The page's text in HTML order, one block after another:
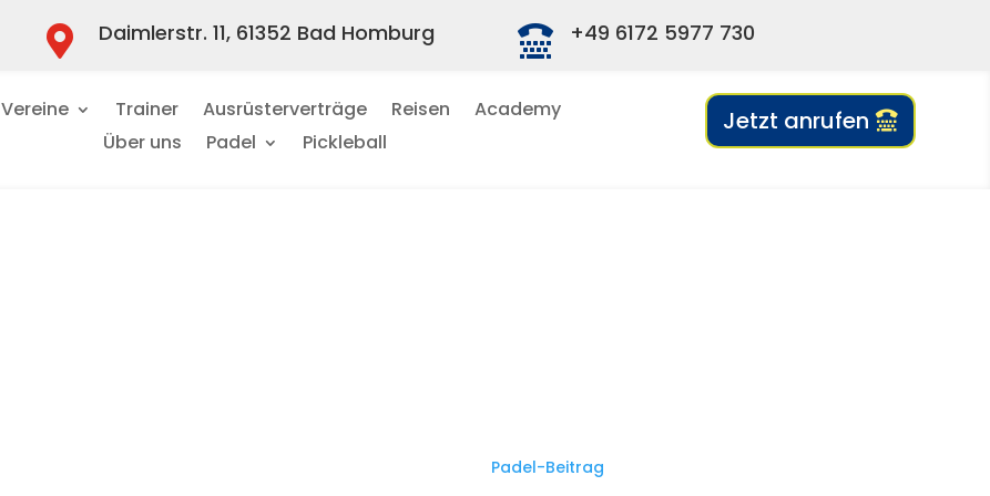
 Daimlerstr. 11, 61352 Bad Homburg  +49 6172 5977 730
Vereine Trainer Ausrüsterverträge Reisen
Academy
Über uns
Padel Pickleball
Jetzt anrufen
Padel-Beitrag